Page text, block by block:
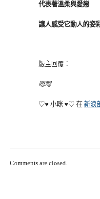
代表著溫柔與愛戀
讓人感受它動人的姿
版主回覆：
嗯嗯
♡♥ 小咪 ♥♡ 在 新浪
Comments are closed.